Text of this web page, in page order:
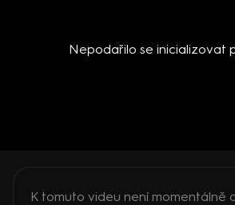
Nepodařilo se inicializovat
K tomuto videu není momentálně